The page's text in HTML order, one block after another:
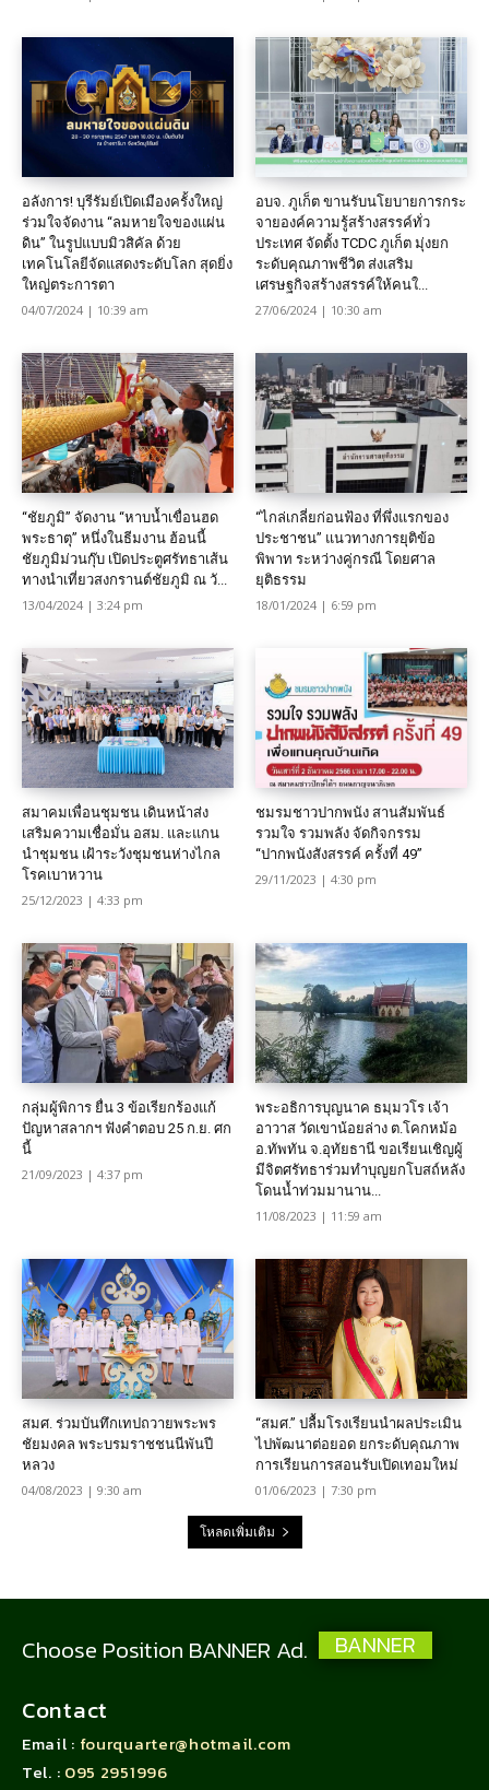
อลังการ! บุรีรัมย์เปิดเมืองครั้งใหญ่
ร่วมใจจัดงาน “ลมหายใจของแผ่น
ดิน” ในรูปแบบมิวสิคัล ด้วย
เทคโนโลยีจัดแสดงระดับโลก สุดยิ่ง
ใหญ่ตระการตา
04/07/2024 | 10:39 am
อบจ. ภูเก็ต ขานรับนโยบายการกระ
จายองค์ความรู้สร้างสรรค์ทั่ว
ประเทศ จัดตั้ง TCDC ภูเก็ต มุ่งยก
ระดับคุณภาพชีวิต ส่งเสริม
เศรษฐกิจสร้างสรรค์ให้คนใ...
27/06/2024 | 10:30 am
“ชัยภูมิ” จัดงาน “หาบน้ำเขื่อนฮด
พระธาตุ” หนึ่งในธีมงาน ฮ้อนนี้
ชัยภูมิม่วนกุ๊บ เปิดประตูศรัทธาเส้น
ทางนำเที่ยวสงกรานต์ชัยภูมิ ณ วั...
13/04/2024 | 3:24 pm
“ไกล่เกลี่ยก่อนฟ้อง ที่พึ่งแรกของ
ประชาชน” แนวทางการยุติข้อ
พิพาท ระหว่างคู่กรณี โดยศาล
ยุติธรรม
18/01/2024 | 6:59 pm
สมาคมเพื่อนชุมชน เดินหน้าส่ง
เสริมความเชื่อมั่น อสม. และแกน
นำชุมชน เฝ้าระวังชุมชนห่างไกล
โรคเบาหวาน
25/12/2023 | 4:33 pm
ชมรมชาวปากพนัง สานสัมพันธ์
รวมใจ รวมพลัง จัดกิจกรรม
“ปากพนังสังสรรค์ ครั้งที่ 49”
29/11/2023 | 4:30 pm
กลุ่มผู้พิการ ยื่น 3 ข้อเรียกร้องแก้
ปัญหาสลากฯ ฟังคำตอบ 25 ก.ย. ศก
นี้
21/09/2023 | 4:37 pm
พระอธิการบุญนาค ธมฺมวโร เจ้า
อาวาส วัดเขาน้อยล่าง ต.โคกหม้อ
อ.ทัพทัน จ.อุทัยธานี ขอเรียนเชิญผู้
มีจิตศรัทธาร่วมทำบุญยกโบสถ์หลัง
โดนน้ำท่วมมานาน...
11/08/2023 | 11:59 am
สมศ. ร่วมบันทึกเทปถวายพระพร
ชัยมงคล พระบรมราชชนนีพันปี
หลวง
04/08/2023 | 9:30 am
“สมศ.” ปลื้มโรงเรียนนำผลประเมิน
ไปพัฒนาต่อยอด ยกระดับคุณภาพ
การเรียนการสอนรับเปิดเทอมใหม่
01/06/2023 | 7:30 pm
โหลดเพิ่มเติม
Choose Position BANNER Ad. BANNER
Contact
Email : fourquarter@hotmail.com
Tel. : 095 2951996